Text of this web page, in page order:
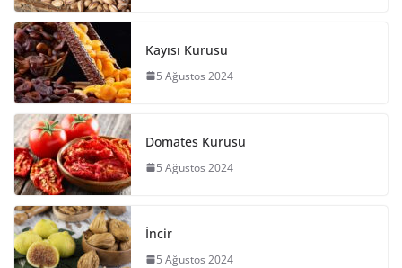
Kayısı Kurusu
5 Ağustos 2024
Domates Kurusu
5 Ağustos 2024
İncir
5 Ağustos 2024